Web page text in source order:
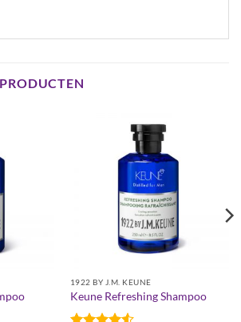
1922 BY J.M. KEUNE
Keune Refreshing Shampoo